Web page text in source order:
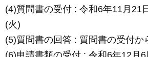
(4)質問書の受付 : 令和6年11月21
(火)
(5)質問書の回答 : 質問書の受付か